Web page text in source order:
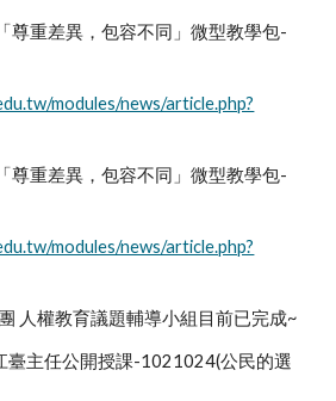
尊重差異，包容不同」微型教學包-
modules/news/article.php?
尊重差異，包容不同」微型教學包-
modules/news/article.php?
人權教育議題輔導小組目前已完成~
臺主任公開授課-1021024(公民的選